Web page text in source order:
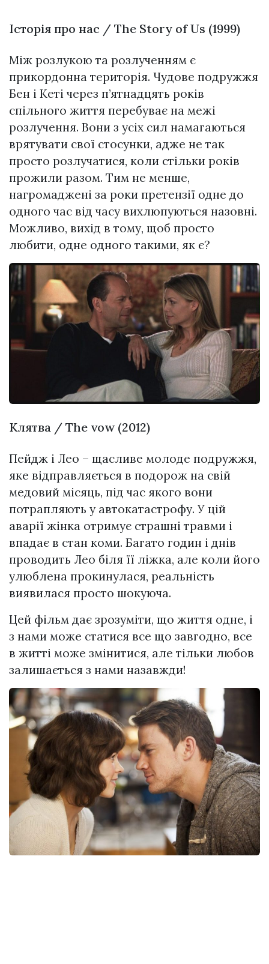
Історія про нас / The Story of Us (1999)
Між розлукою та розлученням є
прикордонна територія. Чудове подружжя
Бен і Кеті через п’ятнадцять років
спільного життя перебуває на межі
розлучення. Вони з усіх сил намагаються
врятувати свої стосунки, адже не так
просто розлучатися, коли стільки років
прожили разом. Тим не менше,
нагромаджені за роки претензії одне до
одного час від часу вихлюпуються назовні.
Можливо, вихід в тому, щоб просто
любити, одне одного такими, як є?
Клятва / The vow (2012)
Пейдж і Лео – щасливе молоде подружжя,
яке відправляється в подорож на свій
медовий місяць, під час якого вони
потрапляють у автокатастрофу. У цій
аварії жінка отримує страшні травми і
впадає в стан коми. Багато годин і днів
проводить Лео біля її ліжка, але коли його
улюблена прокинулася, реальність
виявилася просто шокуюча.
Цей фільм дає зрозуміти, що життя одне, і
з нами може статися все що завгодно, все
в житті може змінитися, але тільки любов
залишається з нами назавжди!